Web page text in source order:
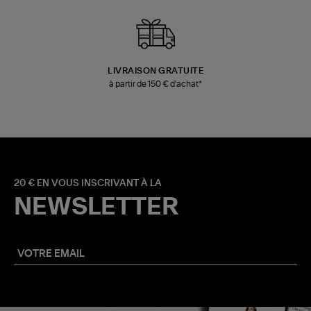
LIVRAISON GRATUITE
à partir de 150 € d'achat*
20 € EN VOUS INSCRIVANT À LA
NEWSLETTER